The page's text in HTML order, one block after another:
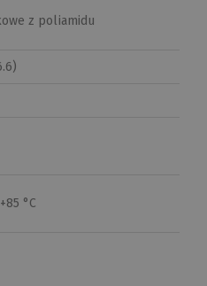
z poliamidu
°C